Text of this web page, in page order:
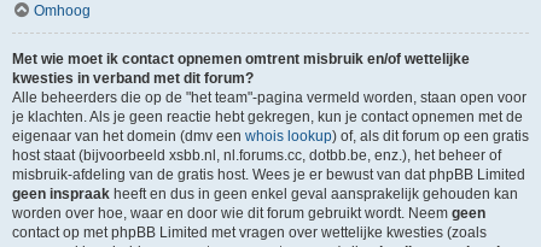
Omhoog
Met wie moet ik contact opnemen omtrent misbruik en/of wettelijke
kwesties in verband met dit forum?
Alle beheerders die op de "het team"-pagina vermeld worden, staan open voor
je klachten. Als je geen reactie hebt gekregen, kun je contact opnemen met de
eigenaar van het domein (dmv een whois lookup) of, als dit forum op een gratis
host staat (bijvoorbeeld xsbb.nl, nl.forums.cc, dotbb.be, enz.), het beheer of
misbruik-afdeling van de gratis host. Wees je er bewust van dat phpBB Limited
geen inspraak heeft en dus in geen enkel geval aansprakelijk gehouden kan
worden over hoe, waar en door wie dit forum gebruikt wordt. Neem geen
contact op met phpBB Limited met vragen over wettelijke kwesties (zoals